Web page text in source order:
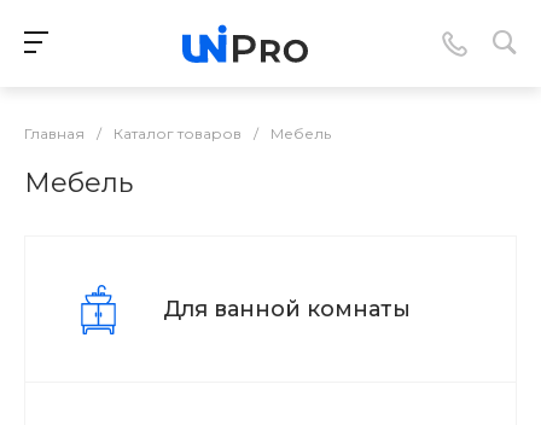
Главная / Каталог товаров / Мебель
Мебель
Для ванной комнаты